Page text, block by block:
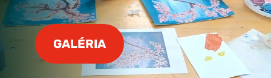
GALÉRIA